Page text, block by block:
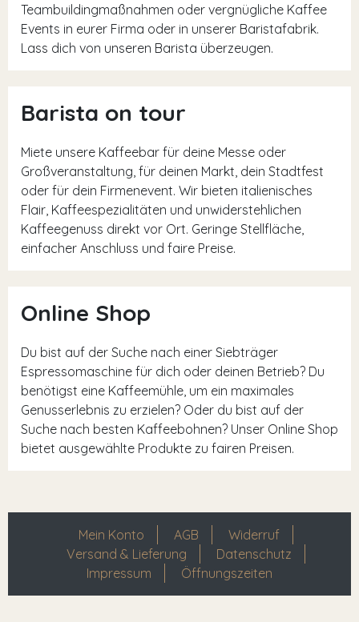
Teambuildingmaßnahmen oder vergnügliche Kaffee
Events in eurer Firma oder in unserer Baristafabrik.
Lass dich von unseren Barista überzeugen.
Barista on tour
Miete unsere Kaffeebar für deine Messe oder
Großveranstaltung, für deinen Markt, dein Stadtfest
oder für dein Firmenevent. Wir bieten italienisches
Flair, Kaffeespezialitäten und unwiderstehlichen
Kaffeegenuss direkt vor Ort. Geringe Stellfläche,
einfacher Anschluss und faire Preise.
Online Shop
Du bist auf der Suche nach einer Siebträger
Espressomaschine für dich oder deinen Betrieb? Du
benötigst eine Kaffeemühle, um ein maximales
Genusserlebnis zu erzielen? Oder du bist auf der
Suche nach besten Kaffeebohnen? Unser Online Shop
bietet ausgewählte Produkte zu fairen Preisen.
Mein Konto AGB
Widerruf
Versand & Lieferung
Datenschutz
Impressum
Öffnungszeiten